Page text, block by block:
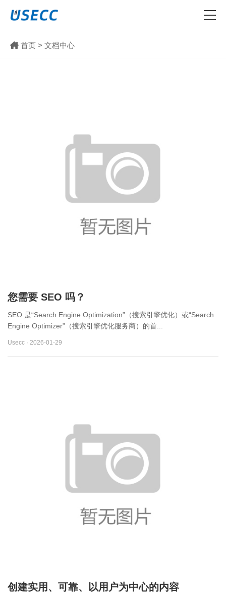
首页 > 文档中心
您需要 SEO 吗？
SEO 是“Search Engine Optimization”（搜索引擎优化）或“Search
Engine Optimizer”（搜索引擎优化服务商）的首...
Usecc · 2026-01-29
创建实用、可靠、以用户为中心的内容